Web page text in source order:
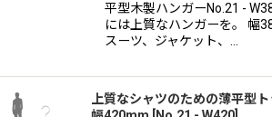
平型木製ハンガーNo.21 -
には上質なハンガーを。 幅
スーツ、ジャケット、…
上質なシャツのための薄平型